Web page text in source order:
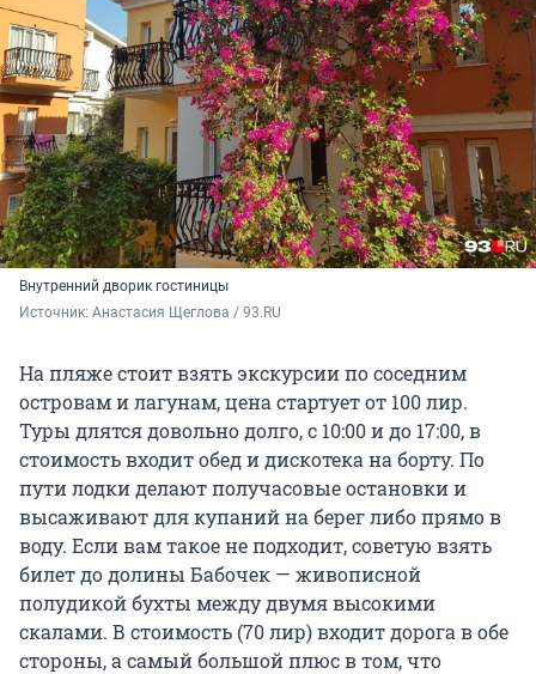
Внутренний дворик гостиницы
Источник: Анастасия Щеглова / 93.RU
На пляже стоит взять экскурсии по соседним
островам и лагунам, цена стартует от 100 лир.
Туры длятся довольно долго, с 10:00 и до 17:00, в
стоимость входит обед и дискотека на борту. По
пути лодки делают получасовые остановки и
высаживают для купаний на берег либо прямо в
воду. Если вам такое не подходит, советую взять
билет до долины Бабочек — живописной
полудикой бухты между двумя высокими
скалами. В стоимость (70 лир) входит дорога в обе
стороны, а самый большой плюс в том, что